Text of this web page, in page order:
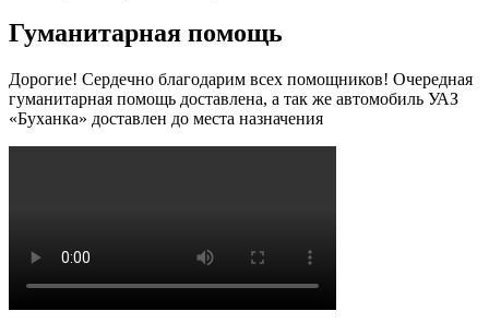
Гуманитарная помощь
Дорогие! Сердечно благодарим всех помощников! Очередная
гуманитарная помощь доставлена, а так же автомобиль УАЗ
«Буханка» доставлен до места назначения